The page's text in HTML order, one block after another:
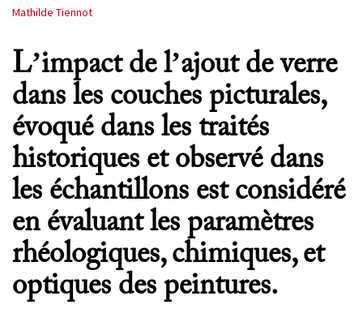
Mathilde Tiennot
L’impact de l’ajout de verre
dans les couches picturales,
évoqué dans les traités
historiques et observé dans
les échantillons est considéré
en évaluant les paramètres
rhéologiques, chimiques, et
optiques des peintures.